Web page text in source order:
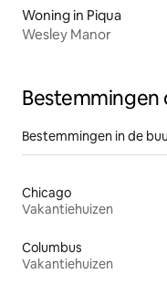
Woning in Piqua
Wesley Manor
Bestemmingen
Bestemmingen in de
Chicago
Vakantiehuizen
Columbus
Vakantiehuizen